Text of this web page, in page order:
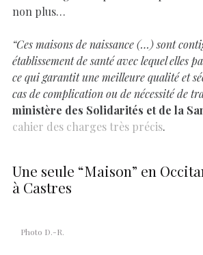
non plus…
“Ces maisons de naissance (…) sont
établissement de santé avec lequel elles
ce qui garantit une meilleure qualité et
cas de complication ou de nécessité de
ministère des Solidarités et de la
cahier des charges très précis.
Une seule “Maison” en
à Castres
Photo D.-R.